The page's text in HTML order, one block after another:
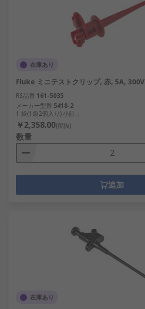
在庫あり
Fluke ミニテストクリップ, 赤, 5A, 300V
RS品番 161-5035
メーカー型番 5418-2
1 袋(1袋2個入り) 小計：
￥2,358.00(税抜)
数量
追加
在庫あり